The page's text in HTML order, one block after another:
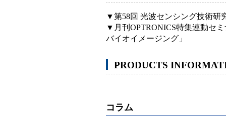
▼第58回 光波センシング技術研
▼月刊OPTRONICS特集連動セ
バイオイメージング」
PRODUCTS
コラム